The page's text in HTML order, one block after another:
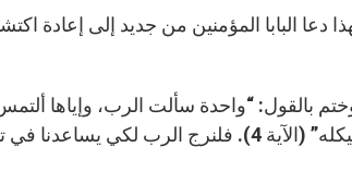
دعا البابا المؤمنين من جديد إلى
بالقول: “واحدة سألت الرب، وإياها
هيكله” (الآية 4). فلنرج الرب لكي